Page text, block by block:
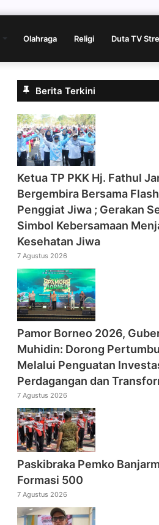
Olahraga Religi Duta TV
Berita Terkini
‎Ketua TP PKK Hj. Fathul
Bergembira Bersama
Penggiat Jiwa ; Gerakan
Simbol Kebersamaan
Kesehatan Jiwa
7 Agustus 2026
Pamor Borneo 2026,
Muhidin: Dorong
Melalui Penguatan
Perdagangan dan
7 Agustus 2026
Paskibraka Pemko
Formasi 500
7 Agustus 2026